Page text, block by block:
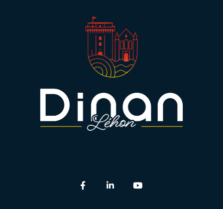
Lien vers le compte Facebook
Lien vers le compte